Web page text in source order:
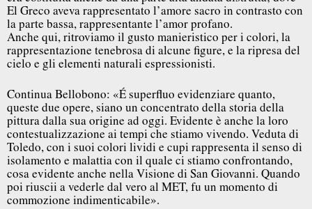
El Greco aveva rappresentato l’amore sacro in contrasto con
la parte bassa, rappresentante l’amor profano.
Anche qui, ritroviamo il gusto manieristico per i colori, la
rappresentazione tenebrosa di alcune figure, e la ripresa del
cielo e gli elementi naturali espressionisti.
Continua Bellobono: «É superfluo evidenziare quanto,
queste due opere, siano un concentrato della storia della
pittura dalla sua origine ad oggi. Evidente è anche la loro
contestualizzazione ai tempi che stiamo vivendo. Veduta di
Toledo, con i suoi colori lividi e cupi rappresenta il senso di
isolamento e malattia con il quale ci stiamo confrontando,
cosa evidente anche nella Visione di San Giovanni. Quando
poi riuscii a vederle dal vero al MET, fu un momento di
commozione indimenticabile».